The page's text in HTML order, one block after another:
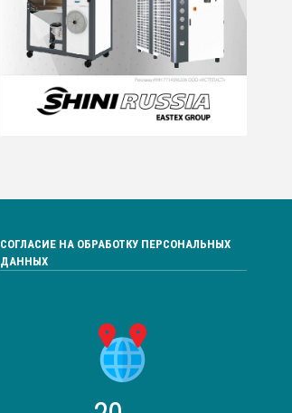
СОГЛАСИЕ НА ОБРАБОТКУ ПЕРСОНАЛЬНЫХ
ДАННЫХ